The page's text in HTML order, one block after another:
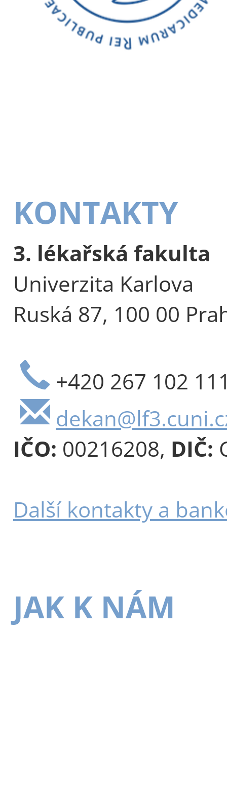
KONTAKTY
3. lékařská fakulta
Univerzita Karlova
Ruská 87, 100 00
+420 267 102
IČO: 00216208, DIČ:
Další kontakty a
JAK K NÁM